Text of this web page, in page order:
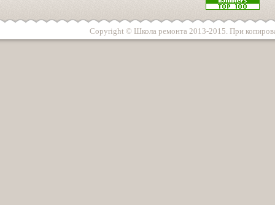
Copyright © Школа ремонта 2013-2015. При